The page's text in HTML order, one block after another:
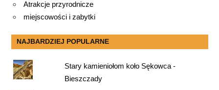
Atrakcje przyrodnicze
miejscowości i zabytki
NAJBARDZIEJ POPULARNE
Stary kamieniołom koło Sękowca -
Bieszczady